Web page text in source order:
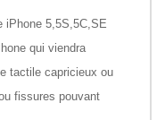
iPhone 5,5S,5C,SE
qui viendra
tactile capricieux ou
fissures pouvant